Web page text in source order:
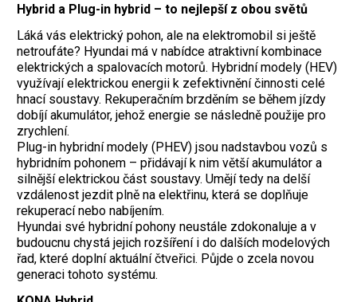
Hybrid a Plug-in hybrid – to nejlepší z obou světů
Láká vás elektrický pohon, ale na elektromobil si ještě
netroufáte? Hyundai má v nabídce atraktivní kombinace
elektrických a spalovacích motorů. Hybridní modely (HEV)
využívají elektrickou energii k zefektivnění činnosti celé
hnací soustavy. Rekuperačním brzděním se během jízdy
dobíjí akumulátor, jehož energie se následně použije pro
zrychlení.
Plug-in hybridní modely (PHEV) jsou nadstavbou vozů s
hybridním pohonem – přidávají k nim větší akumulátor a
silnější elektrickou část soustavy. Umějí tedy na delší
vzdálenost jezdit plně na elektřinu, která se doplňuje
rekuperací nebo nabíjením.
Hyundai své hybridní pohony neustále zdokonaluje a v
budoucnu chystá jejich rozšíření i do dalších modelových
řad, které doplní aktuální čtveřici. Půjde o zcela novou
generaci tohoto systému.